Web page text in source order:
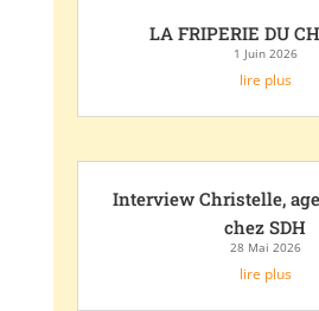
LA FRIPERIE DU
1 Juin 2026
lire plus
Interview Christelle,
chez SDH
28 Mai 2026
lire plus